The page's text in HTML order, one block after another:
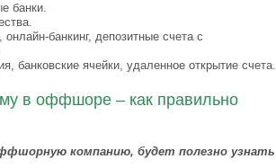
банки.
банкинг, депозитные счета с
банковские ячейки, удаленное открытие счета.
в оффшоре – как правильно
компанию, будет полезно узнать